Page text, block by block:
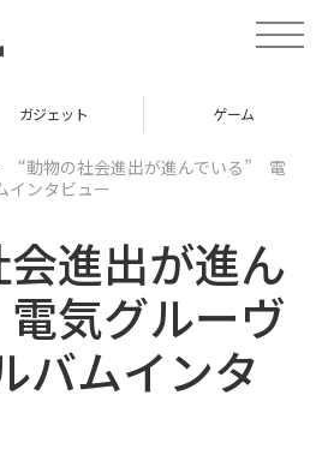
t
o
v
i
o
n
ガジェット ゲーム
“動物の社会進出が進んでいる” 電
インタビュー
進出が進ん
気グルーヴ
バムインタ